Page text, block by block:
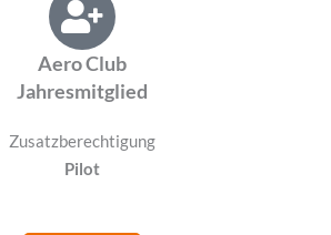
Aero Club
Jahresmitglied
Zusatzberechtigung
Pilot